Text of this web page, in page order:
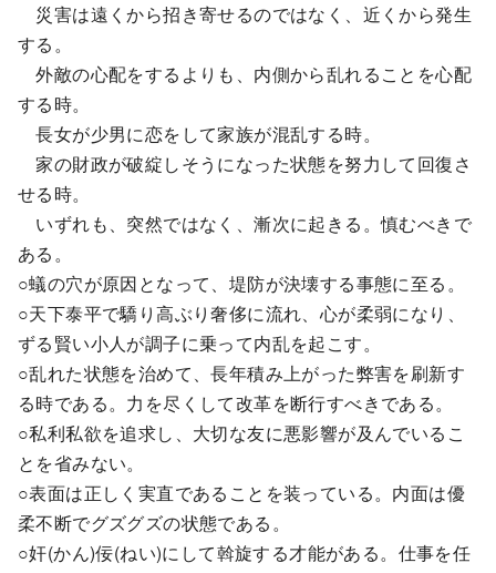
災害は遠くから招き寄せるのではなく、近くから発生
する。
外敵の心配をするよりも、内側から乱れることを心配
する時。
長女が少男に恋をして家族が混乱する時。
家の財政が破綻しそうになった状態を努力して回復さ
せる時。
いずれも、突然ではなく、漸次に起きる。慎むべきで
ある。
○蟻の穴が原因となって、堤防が決壊する事態に至る。
○天下泰平で驕り高ぶり奢侈に流れ、心が柔弱になり、
ずる賢い小人が調子に乗って内乱を起こす。
○乱れた状態を治めて、長年積み上がった弊害を刷新す
る時である。力を尽くして改革を断行すべきである。
○私利私欲を追求し、大切な友に悪影響が及んでいるこ
とを省みない。
○表面は正しく実直であることを装っている。内面は優
柔不断でグズグズの状態である。
○奸(かん)佞(ねい)にして斡旋する才能がある。仕事を任